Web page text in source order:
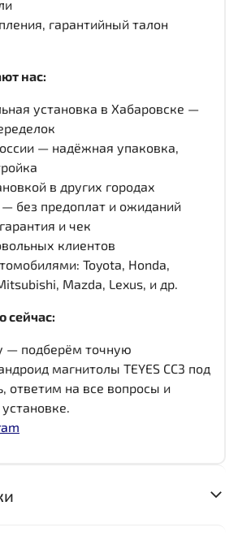
гарантийный талон
нас:
установка в Хабаровске —
— надёжная упаковка,
в других городах
без предоплат и ожиданий
и чек
клиентов
Toyota, Honda,
Mazda, Lexus, и др.
сейчас:
— подберём точную
магнитолы TEYES CC3 под
ответим на все вопросы и